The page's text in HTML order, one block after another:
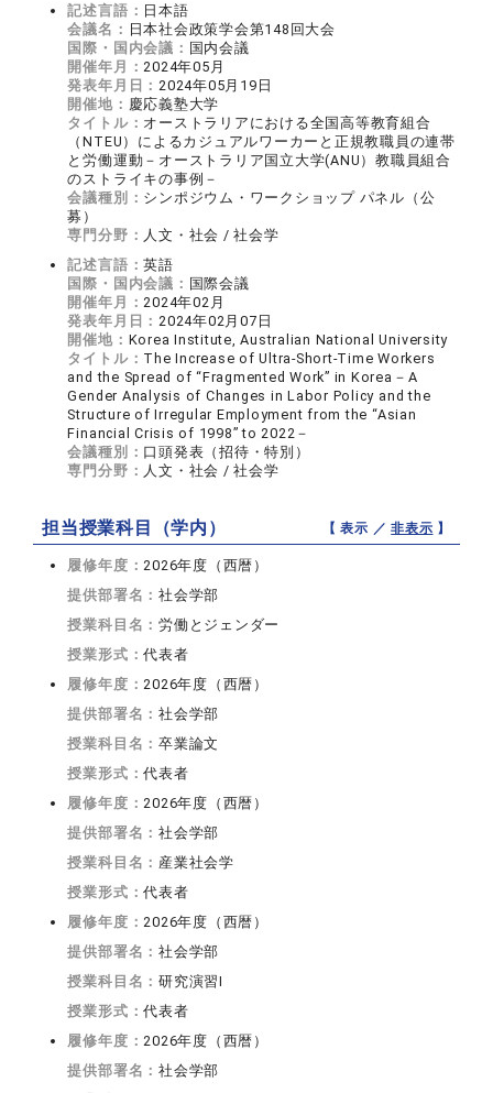
記述言語： 日本語
会議名： 日本社会政策学会第148回大会
国際・国内会議： 国内会議
開催年月： 2024年05月
発表年月日： 2024年05月19日
開催地： 慶応義塾大学
タイトル： オーストラリアにおける全国高等教育組合
（NTEU）によるカジュアルワーカーと正規教職員の連帯
と労働運動－オーストラリア国立大学(ANU）教職員組合
のストライキの事例－
会議種別： シンポジウム・ワークショップ パネル（公
募）
専門分野： 人文・社会 / 社会学
記述言語：英語
国際・国内会議： 国際会議
開催年月： 2024年02月
発表年月日： 2024年02月07日
開催地： Korea Institute, Australian National University
タイトル： The Increase of Ultra-Short-Time Workers
and the Spread of “Fragmented Work” in Korea－A
Gender Analysis of Changes in Labor Policy and the
Structure of Irregular Employment from the “Asian
Financial Crisis of 1998” to 2022－
会議種別： 口頭発表（招待・特別）
専門分野： 人文・社会 / 社会学
担当授業科目（学内） 【 表示 ／非表示 】
履修年度： 2026年度（西暦）
提供部署名：社会学部
授業科目名：労働とジェンダー
授業形式：代表者
履修年度： 2026年度（西暦）
提供部署名：社会学部
授業科目名：卒業論文
授業形式：代表者
履修年度： 2026年度（西暦）
提供部署名：社会学部
授業科目名： 産業社会学
授業形式：代表者
履修年度： 2026年度（西暦）
提供部署名：社会学部
授業科目名：研究演習I
授業形式：代表者
履修年度： 2026年度（西暦）
提供部署名：社会学部